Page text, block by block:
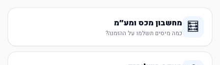
🧮 מחשבון מכס ומע״מ
כמה מיסים תשלמו על ההזמנה?